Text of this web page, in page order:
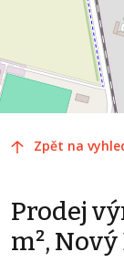
Zpět na
Prodej
m²,